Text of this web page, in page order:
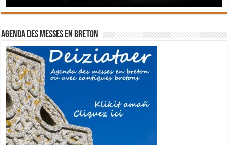
Agenda des messes en breton